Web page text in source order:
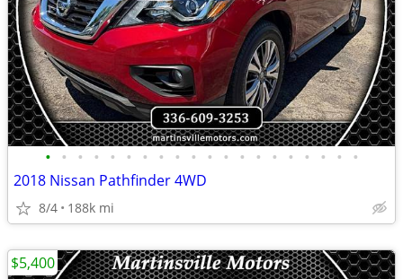
• • • • • • • • • • • • • • • • • • • •
2018 Nissan Pathfinder 4WD
8/4 188k mi
$5,400